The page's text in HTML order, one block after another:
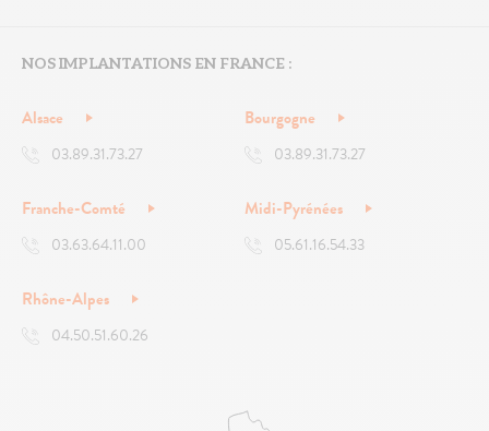
NOS IMPLANTATIONS EN FRANCE :
Alsace
03.89.31.73.27
Bourgogne
03.89.31.73.27
Franche-Comté
03.63.64.11.00
Midi-Pyrénées
05.61.16.54.33
Rhône-Alpes
04.50.51.60.26